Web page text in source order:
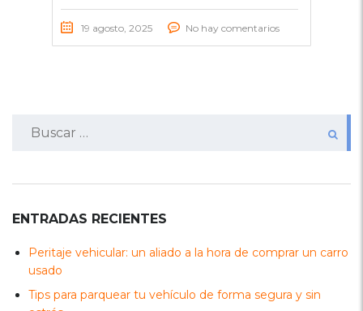
19 agosto, 2025 No hay comentarios
ENTRADAS RECIENTES
Peritaje vehicular: un aliado a la hora de comprar un carro
usado
Tips para parquear tu vehículo de forma segura y sin